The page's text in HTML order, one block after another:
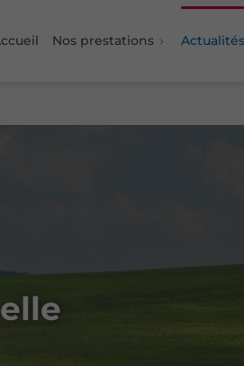
Nos prestations Actualités